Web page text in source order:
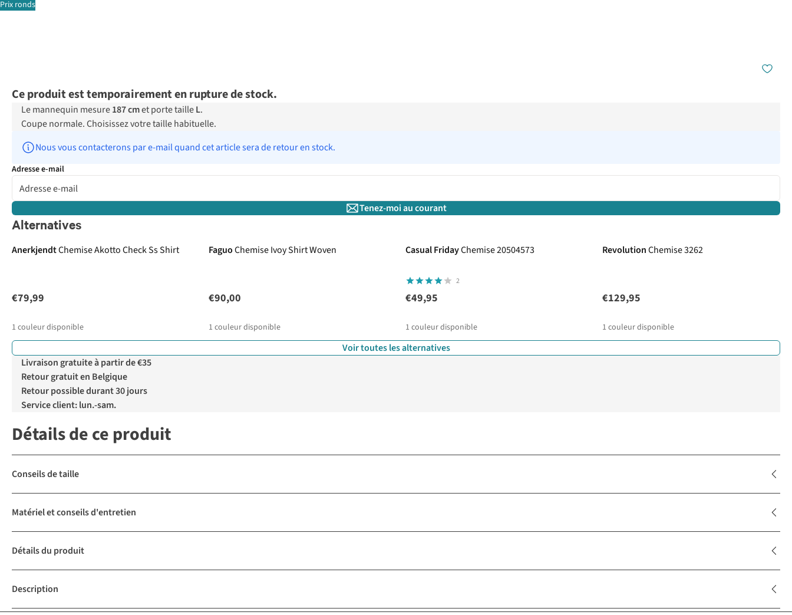
Prix ronds
Ce produit est temporairement en rupture de stock.
Le mannequin mesure187 cmet porte tailleL.
Coupe normale. Choisissez votre taille habituelle.
Nous vous contacterons par e-mail quand cet article sera de retour en stock.
Adresse e-mail
Tenez-moi au courant
Alternatives
AnerkjendtChemise Akotto Check Ss Shirt
€79,99
1 couleur disponible
FaguoChemise Ivoy Shirt Woven
€90,00
1 couleur disponible
Casual FridayChemise 20504573
2
€49,95
1 couleur disponible
RevolutionChemise 3262
€129,95
1 couleur disponible
Voir toutes les alternatives
Livraison gratuite à partir de €35
Retour gratuit en Belgique
Retour possible durant 30 jours
Service client: lun.-sam.
Détails de ce produit
Conseils de taille
Matériel et conseils d'entretien
Détails du produit
Description